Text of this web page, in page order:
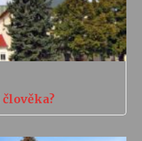
člověka?